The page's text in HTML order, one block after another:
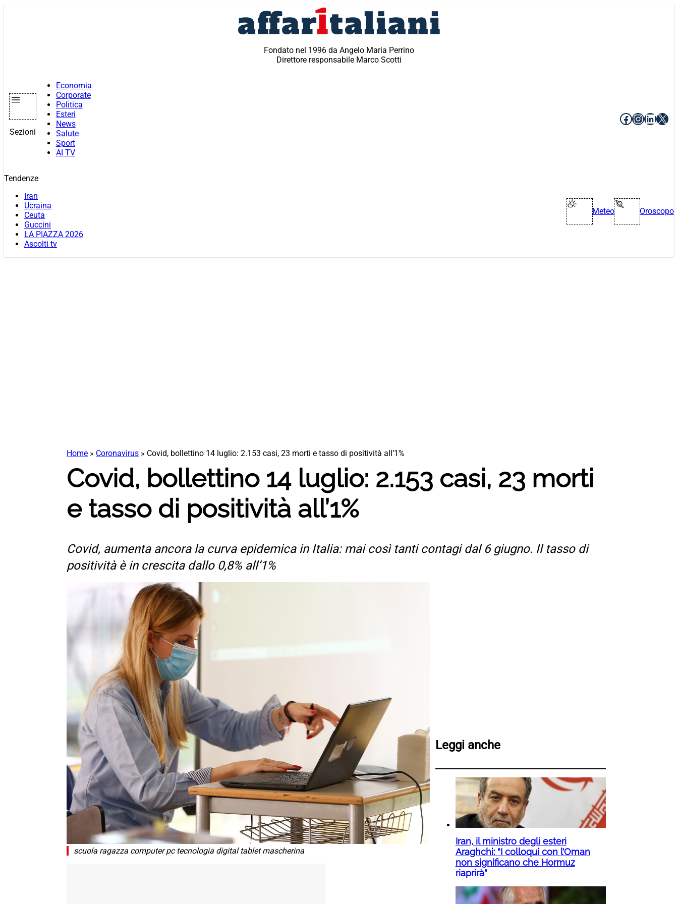
Fondato nel 1996 da Angelo Maria Perrino
Direttore responsabile Marco Scotti
Sezioni
Economia
Corporate
Politica
Esteri
News
Salute
Sport
AI TV
Facebook
X
Tendenze
Iran
Ucraina
Ceuta
Guccini
LA PIAZZA 2026
Ascolti tv
Meteo Oroscopo
Home » Coronavirus » Covid, bollettino 14 luglio: 2.153 casi, 23 morti e tasso di positività all’1%
Covid, bollettino 14 luglio: 2.153 casi, 23 morti
e tasso di positività all’1%
Covid, aumenta ancora la curva epidemica in Italia: mai così tanti contagi dal 6 giugno. Il tasso di
positività è in crescita dallo 0,8% all’1%
scuola ragazza computer pc tecnologia digital tablet mascherina
Leggi anche
Iran, il ministro degli esteri
Araghchi: “I colloqui con l’Oman
non significano che Hormuz
riaprirà”